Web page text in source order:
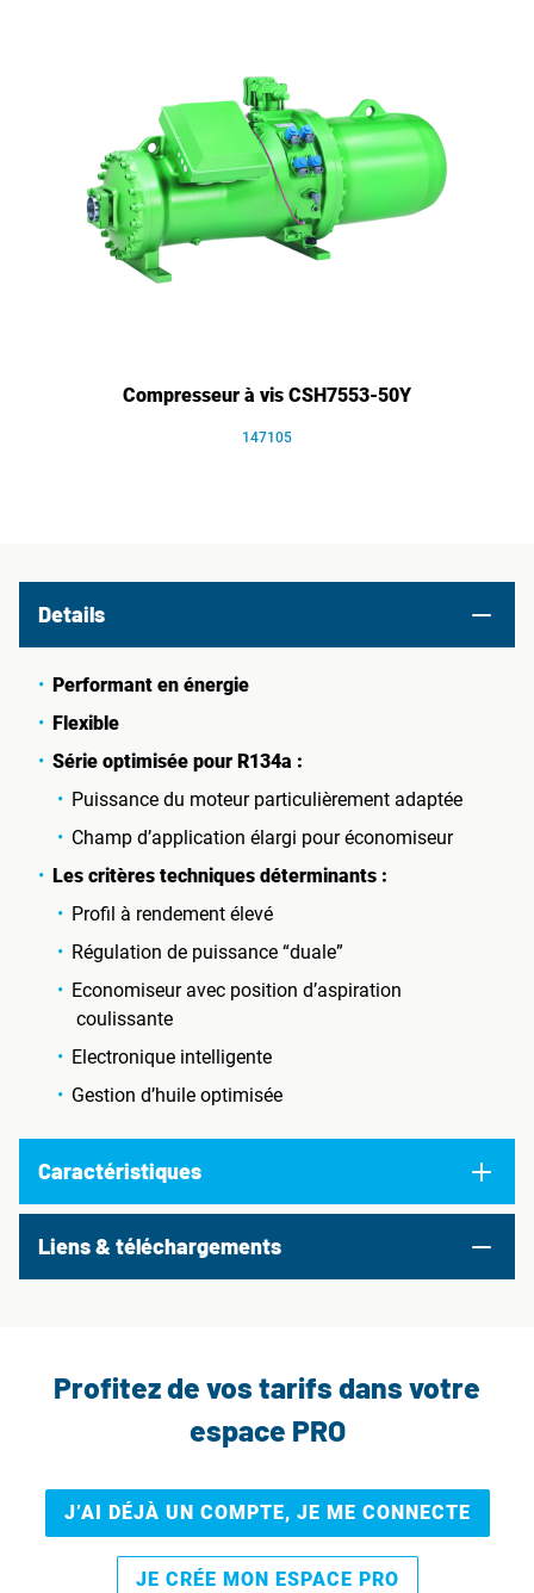
Compresseur à vis CSH7553-50Y
147105
Details
Performant en énergie
Flexible
Série optimisée pour R134a :
Puissance du moteur particulièrement adaptée
Champ d’application élargi pour économiseur
Les critères techniques déterminants :
Profil à rendement élevé
Régulation de puissance “duale”
Economiseur avec position d’aspiration
coulissante
Electronique intelligente
Gestion d’huile optimisée
Caractéristiques
Liens & téléchargements
Profitez de vos tarifs dans votre
espace PRO
J’AI DÉJÀ UN COMPTE, JE ME CONNECTE
JE CRÉE MON ESPACE PRO